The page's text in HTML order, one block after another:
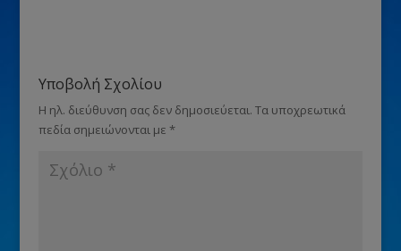
Υποβολή Σχολίου
Η ηλ. διεύθυνση σας δεν δημοσιεύεται. Τα υποχρεωτικά
πεδία σημειώνονται με *